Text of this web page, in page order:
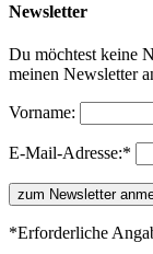
Newsletter
Du möchtest keine
meinen Newsletter
Vorname:
E-Mail-Adresse:*
*Erforderliche